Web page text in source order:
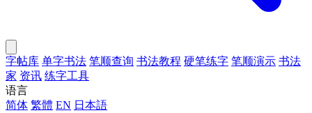
字帖库 单字书法 笔顺查询 书法教程 硬笔练字 笔顺演示 书法
家 资讯 练字工具
语言
简体 繁體 EN 日本語